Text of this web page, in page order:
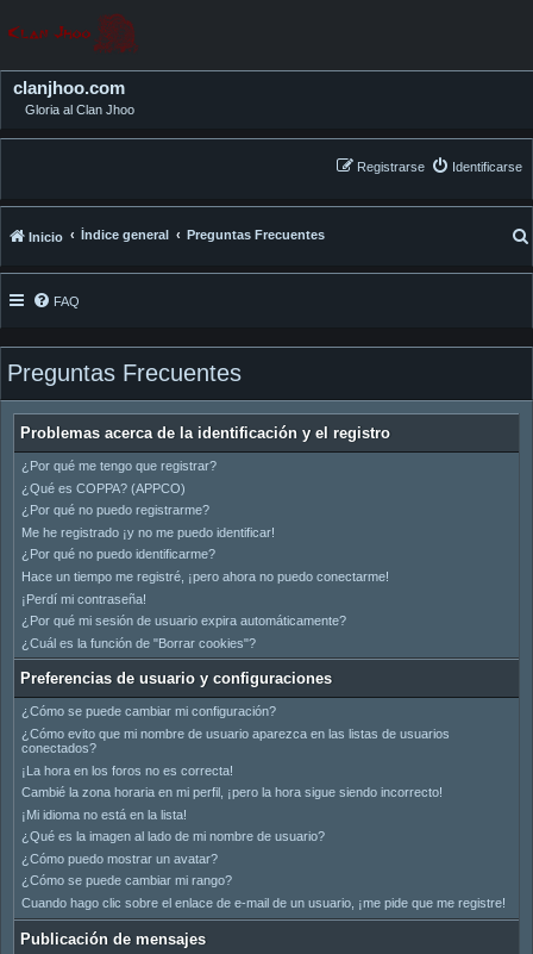
clanjhoo.com
Gloria al Clan Jhoo
Identificarse
Registrarse
Inicio Índice general Preguntas Frecuentes
FAQ
Preguntas Frecuentes
Problemas acerca de la identificación y el registro
¿Por qué me tengo que registrar?
¿Qué es COPPA? (APPCO)
¿Por qué no puedo registrarme?
Me he registrado ¡y no me puedo identificar!
¿Por qué no puedo identificarme?
Hace un tiempo me registré, ¡pero ahora no puedo conectarme!
¡Perdí mi contraseña!
¿Por qué mi sesión de usuario expira automáticamente?
¿Cuál es la función de "Borrar cookies"?
Preferencias de usuario y configuraciones
¿Cómo se puede cambiar mi configuración?
¿Cómo evito que mi nombre de usuario aparezca en las listas de usuarios
conectados?
¡La hora en los foros no es correcta!
Cambié la zona horaria en mi perfil, ¡pero la hora sigue siendo incorrecto!
¡Mi idioma no está en la lista!
¿Qué es la imagen al lado de mi nombre de usuario?
¿Cómo puedo mostrar un avatar?
¿Cómo se puede cambiar mi rango?
Cuando hago clic sobre el enlace de e-mail de un usuario, ¡me pide que me registre!
Publicación de mensajes